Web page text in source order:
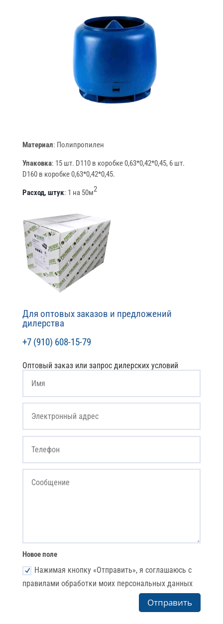
Материал: Полипропилен
Упаковка: 15 шт. D110 в коробке 0,63*0,42*0,45, 6 шт.
D160 в коробке 0,63*0,42*0,45.
Расход, штук: 1 на 50м2
Для оптовых заказов и предложений
дилерства
+7 (910) 608-15-79
Оптовый заказ или запрос дилерских условий
Новое поле
Нажимая кнопку «Отправить», я соглашаюсь с
правилами обработки моих персональных данных
Отправить